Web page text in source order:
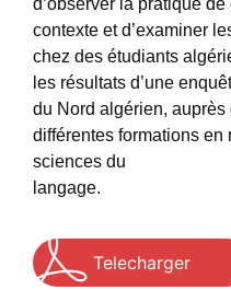
d’observer la pratique
contexte et d’examiner
chez des étudiants
les résultats d’une
du Nord algérien,
différentes formations en
sciences du
langage.
Telecharger